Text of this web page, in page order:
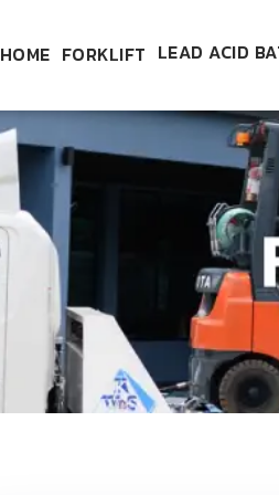
HOME FORKLIFT LEAD ACID